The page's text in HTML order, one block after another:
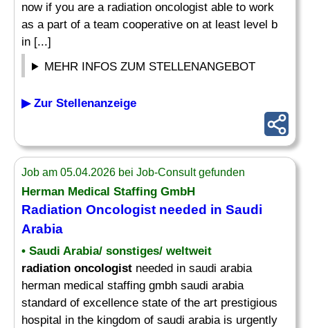
now if you are a radiation oncologist able to work
as a part of a team cooperative on at least level b
in [...]
MEHR INFOS ZUM STELLENANGEBOT
▶ Zur Stellenanzeige
Job am 05.04.2026 bei Job-Consult gefunden
Herman Medical Staffing GmbH
Radiation Oncologist needed in Saudi
Arabia
• Saudi Arabia/ sonstiges/ weltweit
radiation oncologist needed in saudi arabia
herman medical staffing gmbh saudi arabia
standard of excellence state of the art prestigious
hospital in the kingdom of saudi arabia is urgently